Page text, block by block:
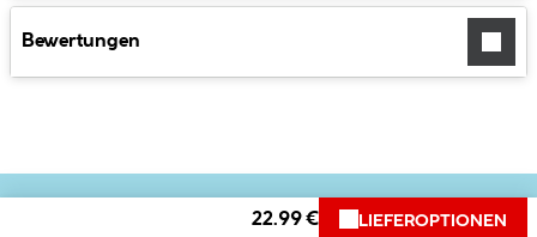
Bewertungen
22.99 € LIEFEROPTIONEN